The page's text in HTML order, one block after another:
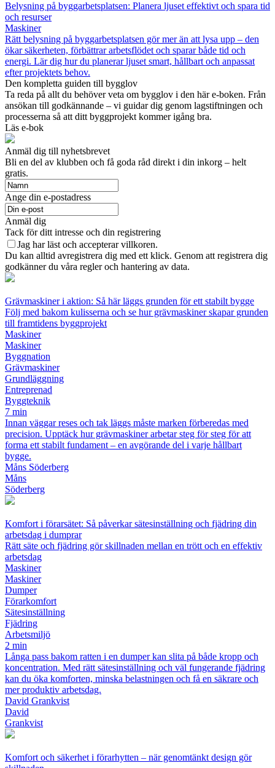
Belysning på byggarbetsplatsen: Planera ljuset effektivt och spara tid
och resurser
Maskiner
Rätt belysning på byggarbetsplatsen gör mer än att lysa upp – den
ökar säkerheten, förbättrar arbetsflödet och sparar både tid och
energi. Lär dig hur du planerar ljuset smart, hållbart och anpassat
efter projektets behov.
Den kompletta guiden till bygglov
Ta reda på allt du behöver veta om bygglov i den här e-boken. Från
ansökan till godkännande – vi guidar dig genom lagstiftningen och
processerna så att ditt byggprojekt kommer igång bra.
Läs e-bok
Anmäl dig till nyhetsbrevet
Bli en del av klubben och få goda råd direkt i din inkorg – helt
gratis.
Ange din e-postadress
Anmäl dig
Tack för ditt intresse och din registrering
Jag har läst och accepterar villkoren.
Du kan alltid avregistrera dig med ett klick. Genom att registrera dig
godkänner du våra regler och hantering av data.
Grävmaskiner i aktion: Så här läggs grunden för ett stabilt bygge
Följ med bakom kulisserna och se hur grävmaskiner skapar grunden
till framtidens byggprojekt
Maskiner
Maskiner
Byggnation
Grävmaskiner
Grundläggning
Entreprenad
Byggteknik
7 min
Innan väggar reses och tak läggs måste marken förberedas med
precision. Upptäck hur grävmaskiner arbetar steg för steg för att
forma ett stabilt fundament – en avgörande del i varje hållbart
bygge.
Måns Söderberg
Måns
Söderberg
Komfort i förarsätet: Så påverkar sätesinställning och fjädring din
arbetsdag i dumprar
Rätt säte och fjädring gör skillnaden mellan en trött och en effektiv
arbetsdag
Maskiner
Maskiner
Dumper
Förarkomfort
Sätesinställning
Fjädring
Arbetsmiljö
2 min
Långa pass bakom ratten i en dumper kan slita på både kropp och
koncentration. Med rätt sätesinställning och väl fungerande fjädring
kan du öka komforten, minska belastningen och få en säkrare och
mer produktiv arbetsdag.
David Grankvist
David
Grankvist
Komfort och säkerhet i förarhytten – när genomtänkt design gör